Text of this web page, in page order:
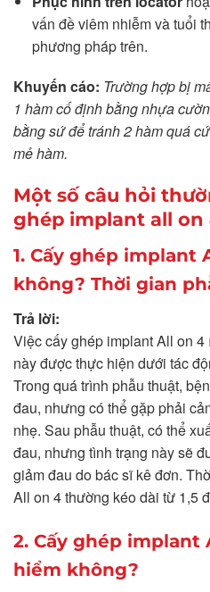
vấn đề viêm nhiễm và tuổi
phương pháp trên.
Khuyến cáo: Trường hợp bị
1 hàm cố định bằng nhựa
bằng sứ để tránh 2 hàm quá
mẻ hàm.
Một số câu hỏi
ghép implant all on
1. Cấy ghép implant
không? Thời gian
Trả lời:
Việc cấy ghép implant All on
này được thực hiện dưới tác
Trong quá trình phẫu thuật,
đau, nhưng có thể gặp phải
nhẹ. Sau phẫu thuật, có thể
đau, nhưng tình trạng này sẽ
giảm đau do bác sĩ kê đơn.
All on 4 thường kéo dài từ 1,5
2. Cấy ghép implant
hiểm không?